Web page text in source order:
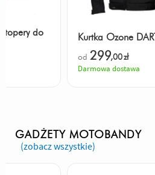
Kurtka Ozone DART
od 299,00zł
Darmowa dostawa
stopery do
GADŻETY MOTOBANDY
(zobacz wszystkie)